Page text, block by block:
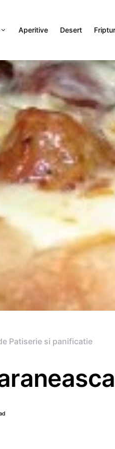
Aperitive Desert
Patiserie si panificatie